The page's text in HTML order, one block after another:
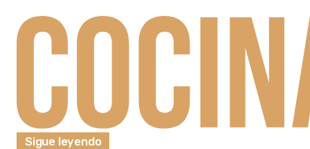
Sigue leyendo